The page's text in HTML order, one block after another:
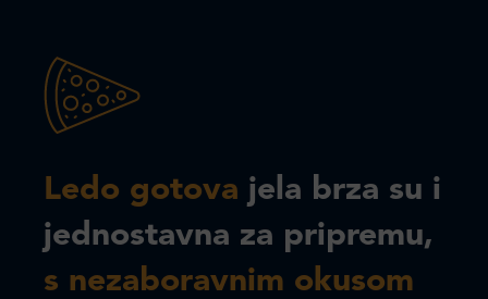
Ledo gotova jela brza su i
jednostavna za pripremu,
s nezaboravnim okusom